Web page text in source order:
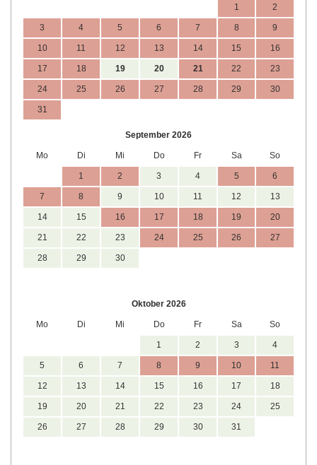
1 2
3 4 5 6 7 8 9
10 11 12 13 14 15 16
17 18 19 20 21 22 23
24 25 26 27 28 29 30
31
September 2026
Mo Di Mi Do Fr Sa So
1 2 3 4 5 6
7 8 9 10 11 12 13
14 15 16 17 18 19 20
21 22 23 24 25 26 27
28 29 30
Oktober 2026
Mo Di Mi Do Fr Sa So
1 2 3 4
5 6 7 8 9 10 11
12 13 14 15 16 17 18
19 20 21 22 23 24 25
26 27 28 29 30 31